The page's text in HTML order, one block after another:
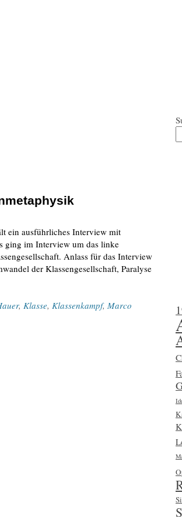
ein ausführliches Interview mit
ging im Interview um das linke
Anlass für das Interview
der Klassengesellschaft, Paralyse
, Klasse, Klassenkampf, Marco